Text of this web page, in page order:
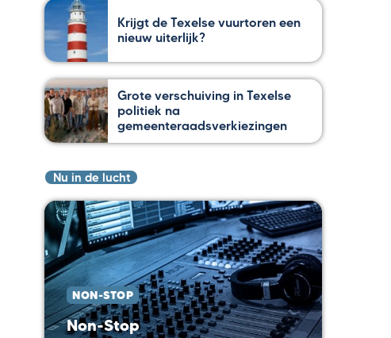
Krijgt de Texelse vuurtoren een
nieuw uiterlijk?
Grote verschuiving in Texelse
politiek na
gemeenteraadsverkiezingen
Nu in de lucht
NON-STOP
Non-Stop